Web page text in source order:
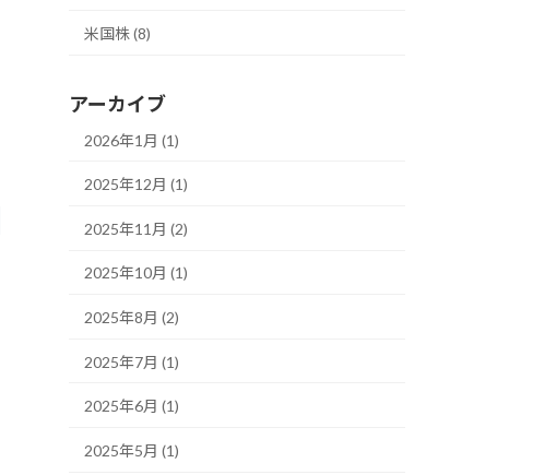
米国株 (8)
アーカイブ
2026年1月 (1)
2025年12月 (1)
2025年11月 (2)
2025年10月 (1)
2025年8月 (2)
2025年7月 (1)
2025年6月 (1)
2025年5月 (1)